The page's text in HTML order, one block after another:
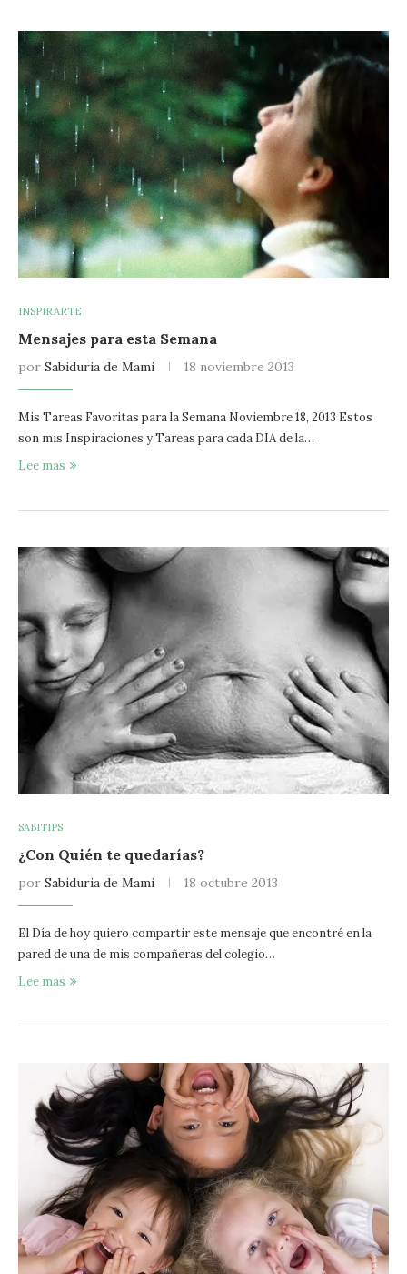
INSPIRARTE
Mensajes para esta Semana
por Sabiduria de Mami 18 noviembre 2013
Mis Tareas Favoritas para la Semana Noviembre 18, 2013 Estos
son mis Inspiraciones y Tareas para cada DIA de la…
Lee mas
SABITIPS
¿Con Quién te quedarías?
por Sabiduria de Mami 18 octubre 2013
El Día de hoy quiero compartir este mensaje que encontré en la
pared de una de mis compañeras del colegio…
Lee mas